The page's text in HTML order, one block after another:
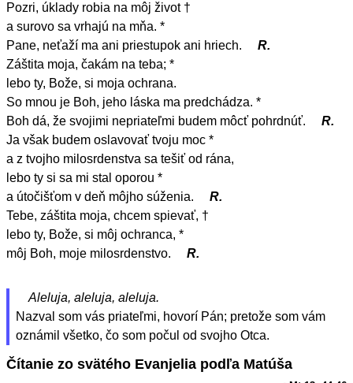
Pozri, úklady robia na môj život †
a surovo sa vrhajú na mňa. *
Pane, neťaží ma ani priestupok ani hriech.
R.
Záštita moja, čakám na teba; *
lebo ty, Bože, si moja ochrana.
So mnou je Boh, jeho láska ma predchádza. *
Boh dá, že svojimi nepriateľmi budem môcť pohrdnúť.
R.
Ja však budem oslavovať tvoju moc *
a z tvojho milosrdenstva sa tešiť od rána,
lebo ty si sa mi stal oporou *
a útočišťom v deň môjho súženia.
R.
Tebe, záštita moja, chcem spievať, †
lebo ty, Bože, si môj ochranca, *
môj Boh, moje milosrdenstvo.
R.
Aleluja, aleluja, aleluja.
Nazval som vás priateľmi, hovorí Pán; pretože som vám
oznámil všetko, čo som počul od svojho Otca.
Čítanie zo svätého Evanjelia podľa Matúša